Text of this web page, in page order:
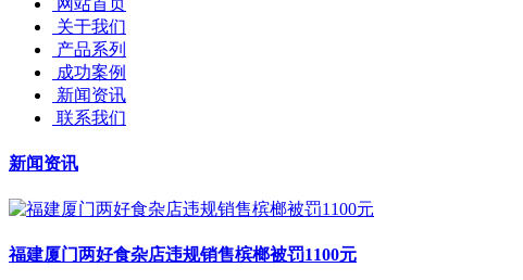
关于我们
产品系列
成功案例
新闻资讯
联系我们
新闻资讯
福建厦门两好食杂店违规销售槟榔被罚1100元